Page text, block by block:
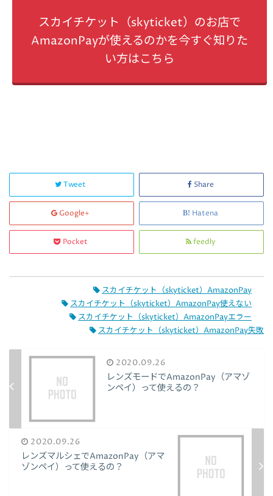
スカイチケット（skyticket）のお店で
AmazonPayが使えるのかを今すぐ知りた
い方はこちら
Tweet Share
Google+ Hatena
Pocket feedly
スカイチケット（skyticket）AmazonPay
スカイチケット（skyticket）AmazonPay使えない
スカイチケット（skyticket）AmazonPayエラー
スカイチケット（skyticket）AmazonPay失敗
2020.09.26
レンズモードでAmazonPay（アマゾ
ンペイ）って使えるの？
2020.09.26
レンズマルシェでAmazonPay（アマ
ゾンペイ）って使えるの？